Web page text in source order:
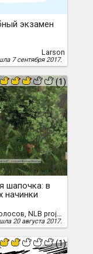
экзамен
Larson
7 сентября 2017.
(1)
шапочка: в
начинки
Антон Колосов, NLB project
20 августа 2017.
(1)